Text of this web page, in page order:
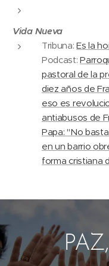
Vida Nueva
Tribuna:Es la
Podcast:
pastoral de la
diez años de
eso es
antiabusos de
Papa: "No
en un barrio
forma cristiana